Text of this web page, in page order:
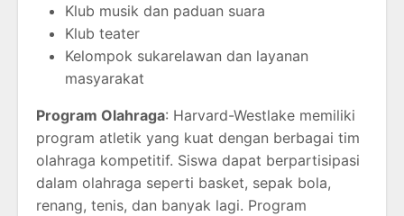
Klub musik dan paduan suara
Klub teater
Kelompok sukarelawan dan layanan
masyarakat
Program Olahraga: Harvard-Westlake memiliki
program atletik yang kuat dengan berbagai tim
olahraga kompetitif. Siswa dapat berpartisipasi
dalam olahraga seperti basket, sepak bola,
renang, tenis, dan banyak lagi. Program